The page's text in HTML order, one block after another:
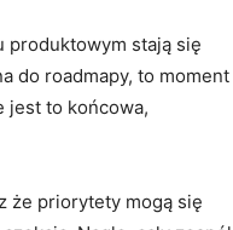
produktowym stają się
do roadmapy, to moment
jest to końcowa,
że priorytety mogą się